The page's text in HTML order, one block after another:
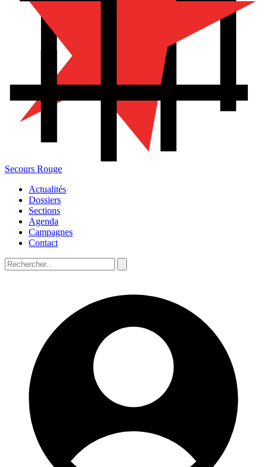
Secours Rouge
Actualités
Dossiers
Sections
Agenda
Campagnes
Contact